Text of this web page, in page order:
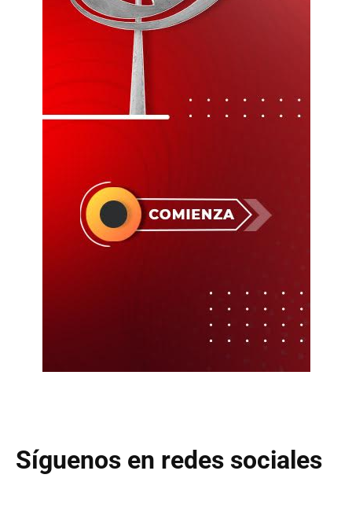
Síguenos en redes sociales